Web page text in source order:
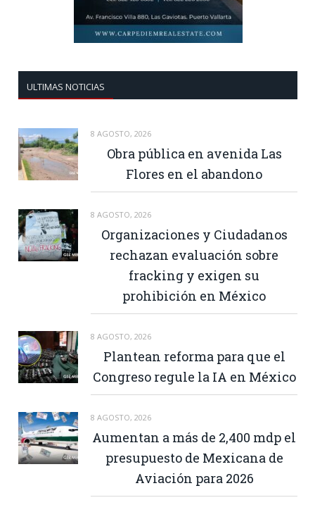
ULTIMAS NOTICIAS
8 AGOSTO, 2026
Obra pública en avenida Las
Flores en el abandono
8 AGOSTO, 2026
Organizaciones y Ciudadanos
rechazan evaluación sobre
fracking y exigen su
prohibición en México
8 AGOSTO, 2026
Plantean reforma para que el
Congreso regule la IA en México
8 AGOSTO, 2026
Aumentan a más de 2,400 mdp el
presupuesto de Mexicana de
Aviación para 2026